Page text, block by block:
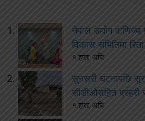
नेपाल उद्योग
विकास समितिमा
१ हप्ता अघि
सुनसरी घटनापछि
सीडीओसहित प्रहरी
१ हप्ता अघि